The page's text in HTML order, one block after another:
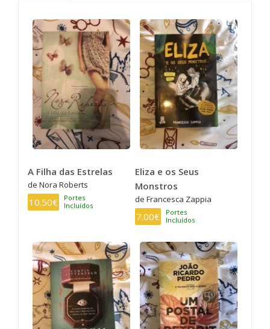
A Filha das Estrelas
de Nora Roberts
10.50€
Portes
Incluídos
Eliza e os Seus
Monstros
de Francesca Zappia
7.00€
Portes
Incluídos